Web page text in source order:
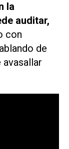
la
auditar,
con
de
avasallar